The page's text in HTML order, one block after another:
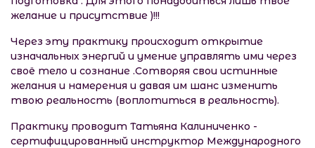
желание и присутствие )!!!
Через эту практику происходит открытие
изначальных энергий и умение управлять ими через
своё тело и сознание .Сотворяя свои истинные
желания и намерения и давая им шанс изменить
твою реальность (воплотиться в реальность).
Практику проводит Татьяна Калиниченко -
сертифицированный инструктор Международного